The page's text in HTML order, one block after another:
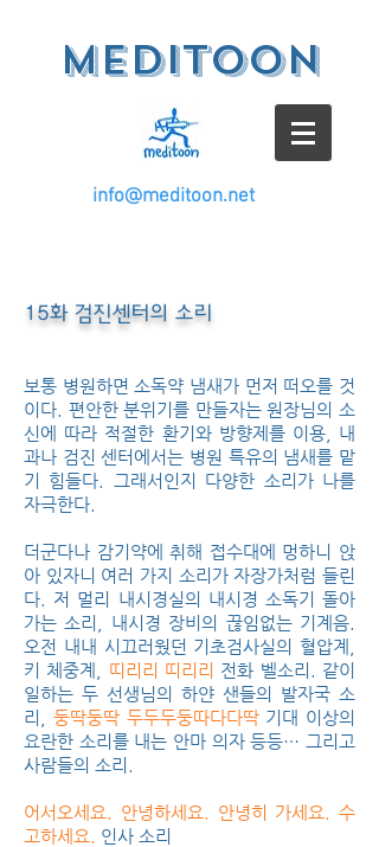
meditoon
info@meditoon.net
15화 검진센터의 소리
보통 병원하면 소독약 냄새가 먼저 떠오를 것
이다. 편안한 분위기를 만들자는 원장님의 소
신에 따라 적절한 환기와 방향제를 이용, 내
과나 검진 센터에서는 병원 특유의 냄새를 맡
기 힘들다. 그래서인지 다양한 소리가 나를
자극한다.
더군다나 감기약에 취해 접수대에 멍하니 앉
아 있자니 여러 가지 소리가 자장가처럼 들린
다. 저 멀리 내시경실의 내시경 소독기 돌아
가는 소리, 내시경 장비의 끊임없는 기계음.
오전 내내 시끄러웠던 기초검사실의 혈압계,
키 체중계, 띠리리 띠리리 전화 벨소리. 같이
일하는 두 선생님의 하얀 샌들의 발자국 소
리, 둥딱둥딱 두두두둥따다다딱기대 이상의
요란한 소리를 내는 안마 의자 등등… 그리고
사람들의 소리.
어서오세요. 안녕하세요. 안녕히 가세요. 수
고하세요.
인사 소리